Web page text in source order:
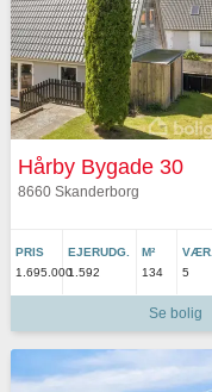
Hårby Bygade 30
8660 Skanderborg
PRIS
1.695.000
EJERUDG.
1.592
M²
134
VÆR.
5
Se bolig